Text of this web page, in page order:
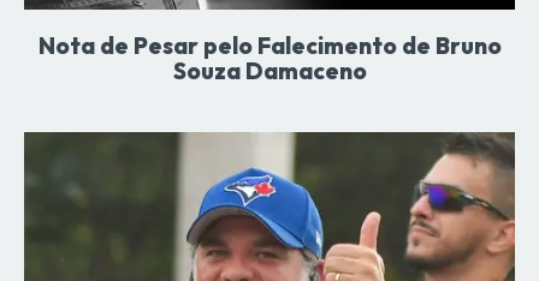
Nota de Pesar pelo Falecimento de Bruno
Souza Damaceno